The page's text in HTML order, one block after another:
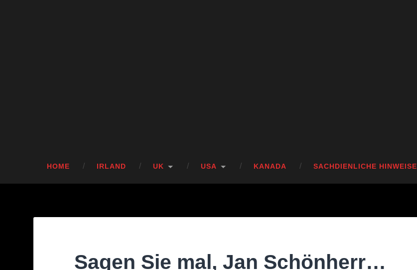
HOME IRLAND UK USA KANADA SACHDIENLICHE HINWEISE
Sagen Sie mal, Jan Schönherr…